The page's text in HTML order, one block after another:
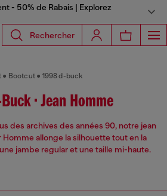
- 50% de Rabais | Explorez
Rechercher
Bootcut 1998 d-buck
• Jean Homme
des archives des années 90, notre jean
allonge la silhouette tout en la
jambe regular et une taille mi-haute.